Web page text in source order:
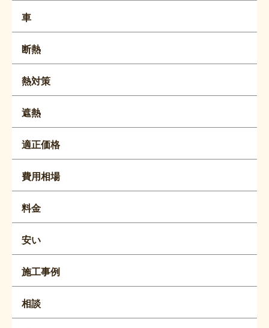
車
断熱
熱対策
遮熱
適正価格
費用相場
料金
安い
施工事例
相談